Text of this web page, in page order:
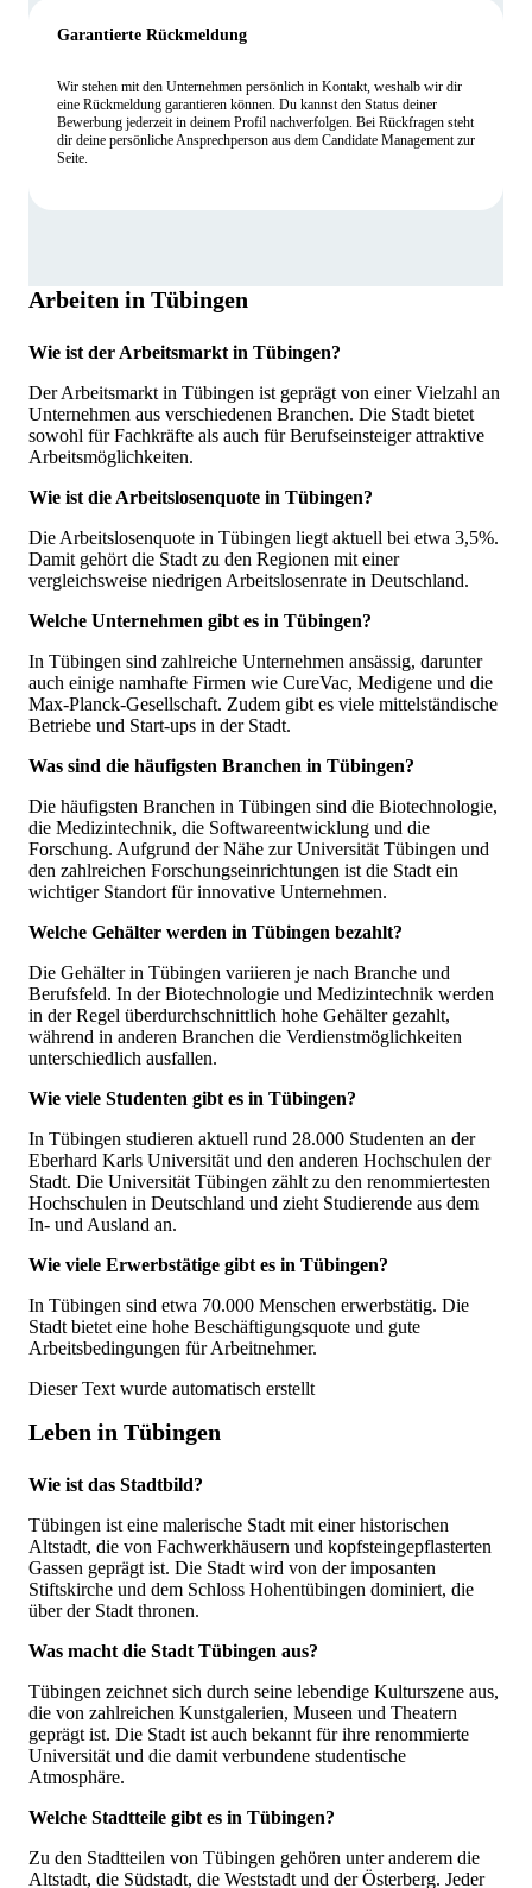
Garantierte Rückmeldung
Wir stehen mit den Unternehmen persönlich in Kontakt, weshalb wir dir
eine Rückmeldung garantieren können. Du kannst den Status deiner
Bewerbung jederzeit in deinem Profil nachverfolgen. Bei Rückfragen steht
dir deine persönliche Ansprechperson aus dem Candidate Management zur
Seite.
Arbeiten in Tübingen
Wie ist der Arbeitsmarkt in Tübingen?
Der Arbeitsmarkt in Tübingen ist geprägt von einer Vielzahl an
Unternehmen aus verschiedenen Branchen. Die Stadt bietet
sowohl für Fachkräfte als auch für Berufseinsteiger attraktive
Arbeitsmöglichkeiten.
Wie ist die Arbeitslosenquote in Tübingen?
Die Arbeitslosenquote in Tübingen liegt aktuell bei etwa 3,5%.
Damit gehört die Stadt zu den Regionen mit einer
vergleichsweise niedrigen Arbeitslosenrate in Deutschland.
Welche Unternehmen gibt es in Tübingen?
In Tübingen sind zahlreiche Unternehmen ansässig, darunter
auch einige namhafte Firmen wie CureVac, Medigene und die
Max-Planck-Gesellschaft. Zudem gibt es viele mittelständische
Betriebe und Start-ups in der Stadt.
Was sind die häufigsten Branchen in Tübingen?
Die häufigsten Branchen in Tübingen sind die Biotechnologie,
die Medizintechnik, die Softwareentwicklung und die
Forschung. Aufgrund der Nähe zur Universität Tübingen und
den zahlreichen Forschungseinrichtungen ist die Stadt ein
wichtiger Standort für innovative Unternehmen.
Welche Gehälter werden in Tübingen bezahlt?
Die Gehälter in Tübingen variieren je nach Branche und
Berufsfeld. In der Biotechnologie und Medizintechnik werden
in der Regel überdurchschnittlich hohe Gehälter gezahlt,
während in anderen Branchen die Verdienstmöglichkeiten
unterschiedlich ausfallen.
Wie viele Studenten gibt es in Tübingen?
In Tübingen studieren aktuell rund 28.000 Studenten an der
Eberhard Karls Universität und den anderen Hochschulen der
Stadt. Die Universität Tübingen zählt zu den renommiertesten
Hochschulen in Deutschland und zieht Studierende aus dem
In- und Ausland an.
Wie viele Erwerbstätige gibt es in Tübingen?
In Tübingen sind etwa 70.000 Menschen erwerbstätig. Die
Stadt bietet eine hohe Beschäftigungsquote und gute
Arbeitsbedingungen für Arbeitnehmer.
Dieser Text wurde automatisch erstellt
Leben in Tübingen
Wie ist das Stadtbild?
Tübingen ist eine malerische Stadt mit einer historischen
Altstadt, die von Fachwerkhäusern und kopfsteingepflasterten
Gassen geprägt ist. Die Stadt wird von der imposanten
Stiftskirche und dem Schloss Hohentübingen dominiert, die
über der Stadt thronen.
Was macht die Stadt Tübingen aus?
Tübingen zeichnet sich durch seine lebendige Kulturszene aus,
die von zahlreichen Kunstgalerien, Museen und Theatern
geprägt ist. Die Stadt ist auch bekannt für ihre renommierte
Universität und die damit verbundene studentische
Atmosphäre.
Welche Stadtteile gibt es in Tübingen?
Zu den Stadtteilen von Tübingen gehören unter anderem die
Altstadt, die Südstadt, die Weststadt und der Österberg. Jeder